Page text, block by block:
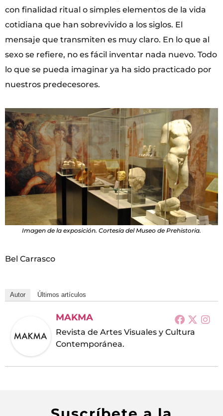
con finalidad ritual o simples elementos de la vida
cotidiana que han sobrevivido a los siglos. El
mensaje que transmiten es muy claro. En lo que al
sexo se refiere, no es fácil inventar nada nuevo. Todo
lo que se pueda imaginar ya ha sido practicado por
nuestros predecesores.
Imagen de la exposición. Cortesía del Museo de Prehistoria.
Bel Carrasco
Autor Últimos artículos
MAKMA
Revista de Artes Visuales y Cultura
Contemporánea.